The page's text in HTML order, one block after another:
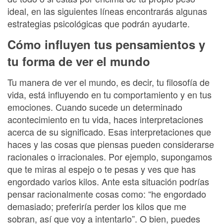
ideal, en las siguientes líneas encontrarás algunas
estrategias psicológicas que podrán ayudarte.
Cómo influyen tus pensamientos y
tu forma de ver el mundo
Tu manera de ver el mundo, es decir, tu filosofía de
vida, está influyendo en tu comportamiento y en tus
emociones. Cuando sucede un determinado
acontecimiento en tu vida, haces interpretaciones
acerca de su significado. Esas interpretaciones que
haces y las cosas que piensas pueden considerarse
racionales o irracionales. Por ejemplo, supongamos
que te miras al espejo o te pesas y ves que has
engordado varios kilos. Ante esta situación podrías
pensar racionalmente cosas como: “he engordado
demasiado; preferiría perder los kilos que me
sobran, así que voy a intentarlo”. O bien, puedes